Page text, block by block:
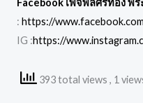
Facebook เพจพลศรีทอง พร
: https://
IG :https://
393 total views , 1